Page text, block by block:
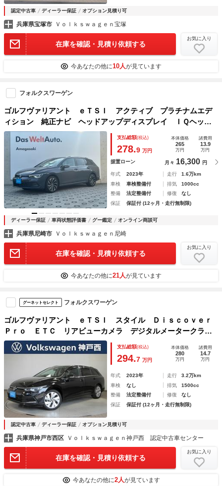
認定中古車 ディーラー保証 オプション見積り可
兵庫県宝塚市 Ｖｏｌｋｓｗａｇｅｎ宝塚
在庫を確認・見積り依頼する
お気に入り
今あなたの他に10人が見ています
フォルクスワーゲン
ゴルフヴァリアント ｅＴＳＩ アクティブ プラチナムエデ
ィション 純正ナビ ヘッドアップディスプレイ ＩＱヘッド
ライト バックカメラ レーンチェンジアシストシステム デ
イライト ワイヤレス充電 フルセグ スマートキー ダイナ
ミックライトアシスト オートライト
支払総額(税込)
278.9 万円
本体価格
265
万円
諸費用
13.9
万円
据置ローン 月々 16,300 円
年式 2023年 走行
1.6万km
車検
車検整備付 排気
1000cc
整備
法定整備付 修復
なし
保証
保証付 (12ヶ月・走行無制限)
ディーラー保証 車両状態評価書 グー鑑定 オンライン商談可
兵庫県尼崎市 Ｖｏｌｋｓｗａｇｅｎ尼崎
在庫を確認・見積り依頼する
お気に入り
今あなたの他に21人が見ています
グーネットセレクト フォルクスワーゲン
ゴルフヴァリアント ｅＴＳＩ スタイル Ｄｉｓｃｏｖｅｒ
Ｐｒｏ ＥＴＣ リアビューカメラ デジタルメータークラス
ター ブレーキアシスト エマージェンシーストップシグナ
ル プリクラッシュブレーキシステム
支払総額(税込)
294.7 万円
本体価格
280
万円
諸費用
14.7
万円
年式 2023年 走行
3.2万km
車検
なし 排気
1500cc
整備
法定整備付 修復
なし
保証
保証付 (12ヶ月・走行無制限)
認定中古車 ディーラー保証 オプション見積り可
兵庫県神戸市西区 Ｖｏｌｋｓｗａｇｅｎ神戸西 認定中古車センター
在庫を確認・見積り依頼する
お気に入り
今あなたの他に2人が見ています